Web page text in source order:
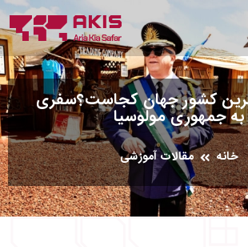
کشور جهان کجاست؟سفری
به جمهوری مولوسیا
خانه مقالات آموزشی